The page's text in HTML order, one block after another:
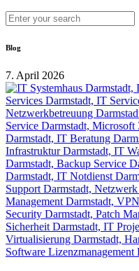
Blog
7. April 2026